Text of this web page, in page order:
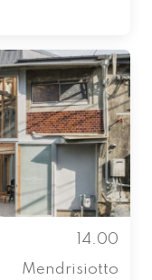
14.00
Mendrisiotto